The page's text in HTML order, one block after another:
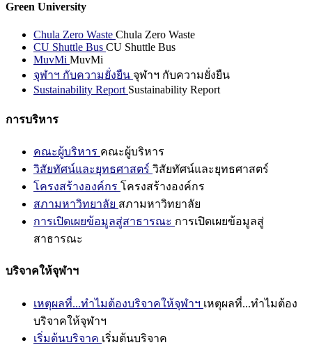
Green University
Chula Zero Waste Chula Zero Waste
CU Shuttle Bus CU Shuttle Bus
MuvMi MuvMi
จุฬาฯ กับความยั่งยืน จุฬาฯ กับความยั่งยืน
Sustainability Report Sustainability Report
การบริหาร
คณะผู้บริหาร คณะผู้บริหาร
วิสัยทัศน์และยุทธศาสตร์ วิสัยทัศน์และยุทธศาสตร์
โครงสร้างองค์กร โครงสร้างองค์กร
สภามหาวิทยาลัย สภามหาวิทยาลัย
การเปิดเผยข้อมูลสู่สาธารณะ การเปิดเผยข้อมูลสู่
สาธารณะ
บริจาคให้จุฬาฯ
เหตุผลที่...ทำไมต้องบริจาคให้จุฬาฯ เหตุผลที่...ทำไมต้อง
บริจาคให้จุฬาฯ
เริ่มต้นบริจาค เริ่มต้นบริจาค